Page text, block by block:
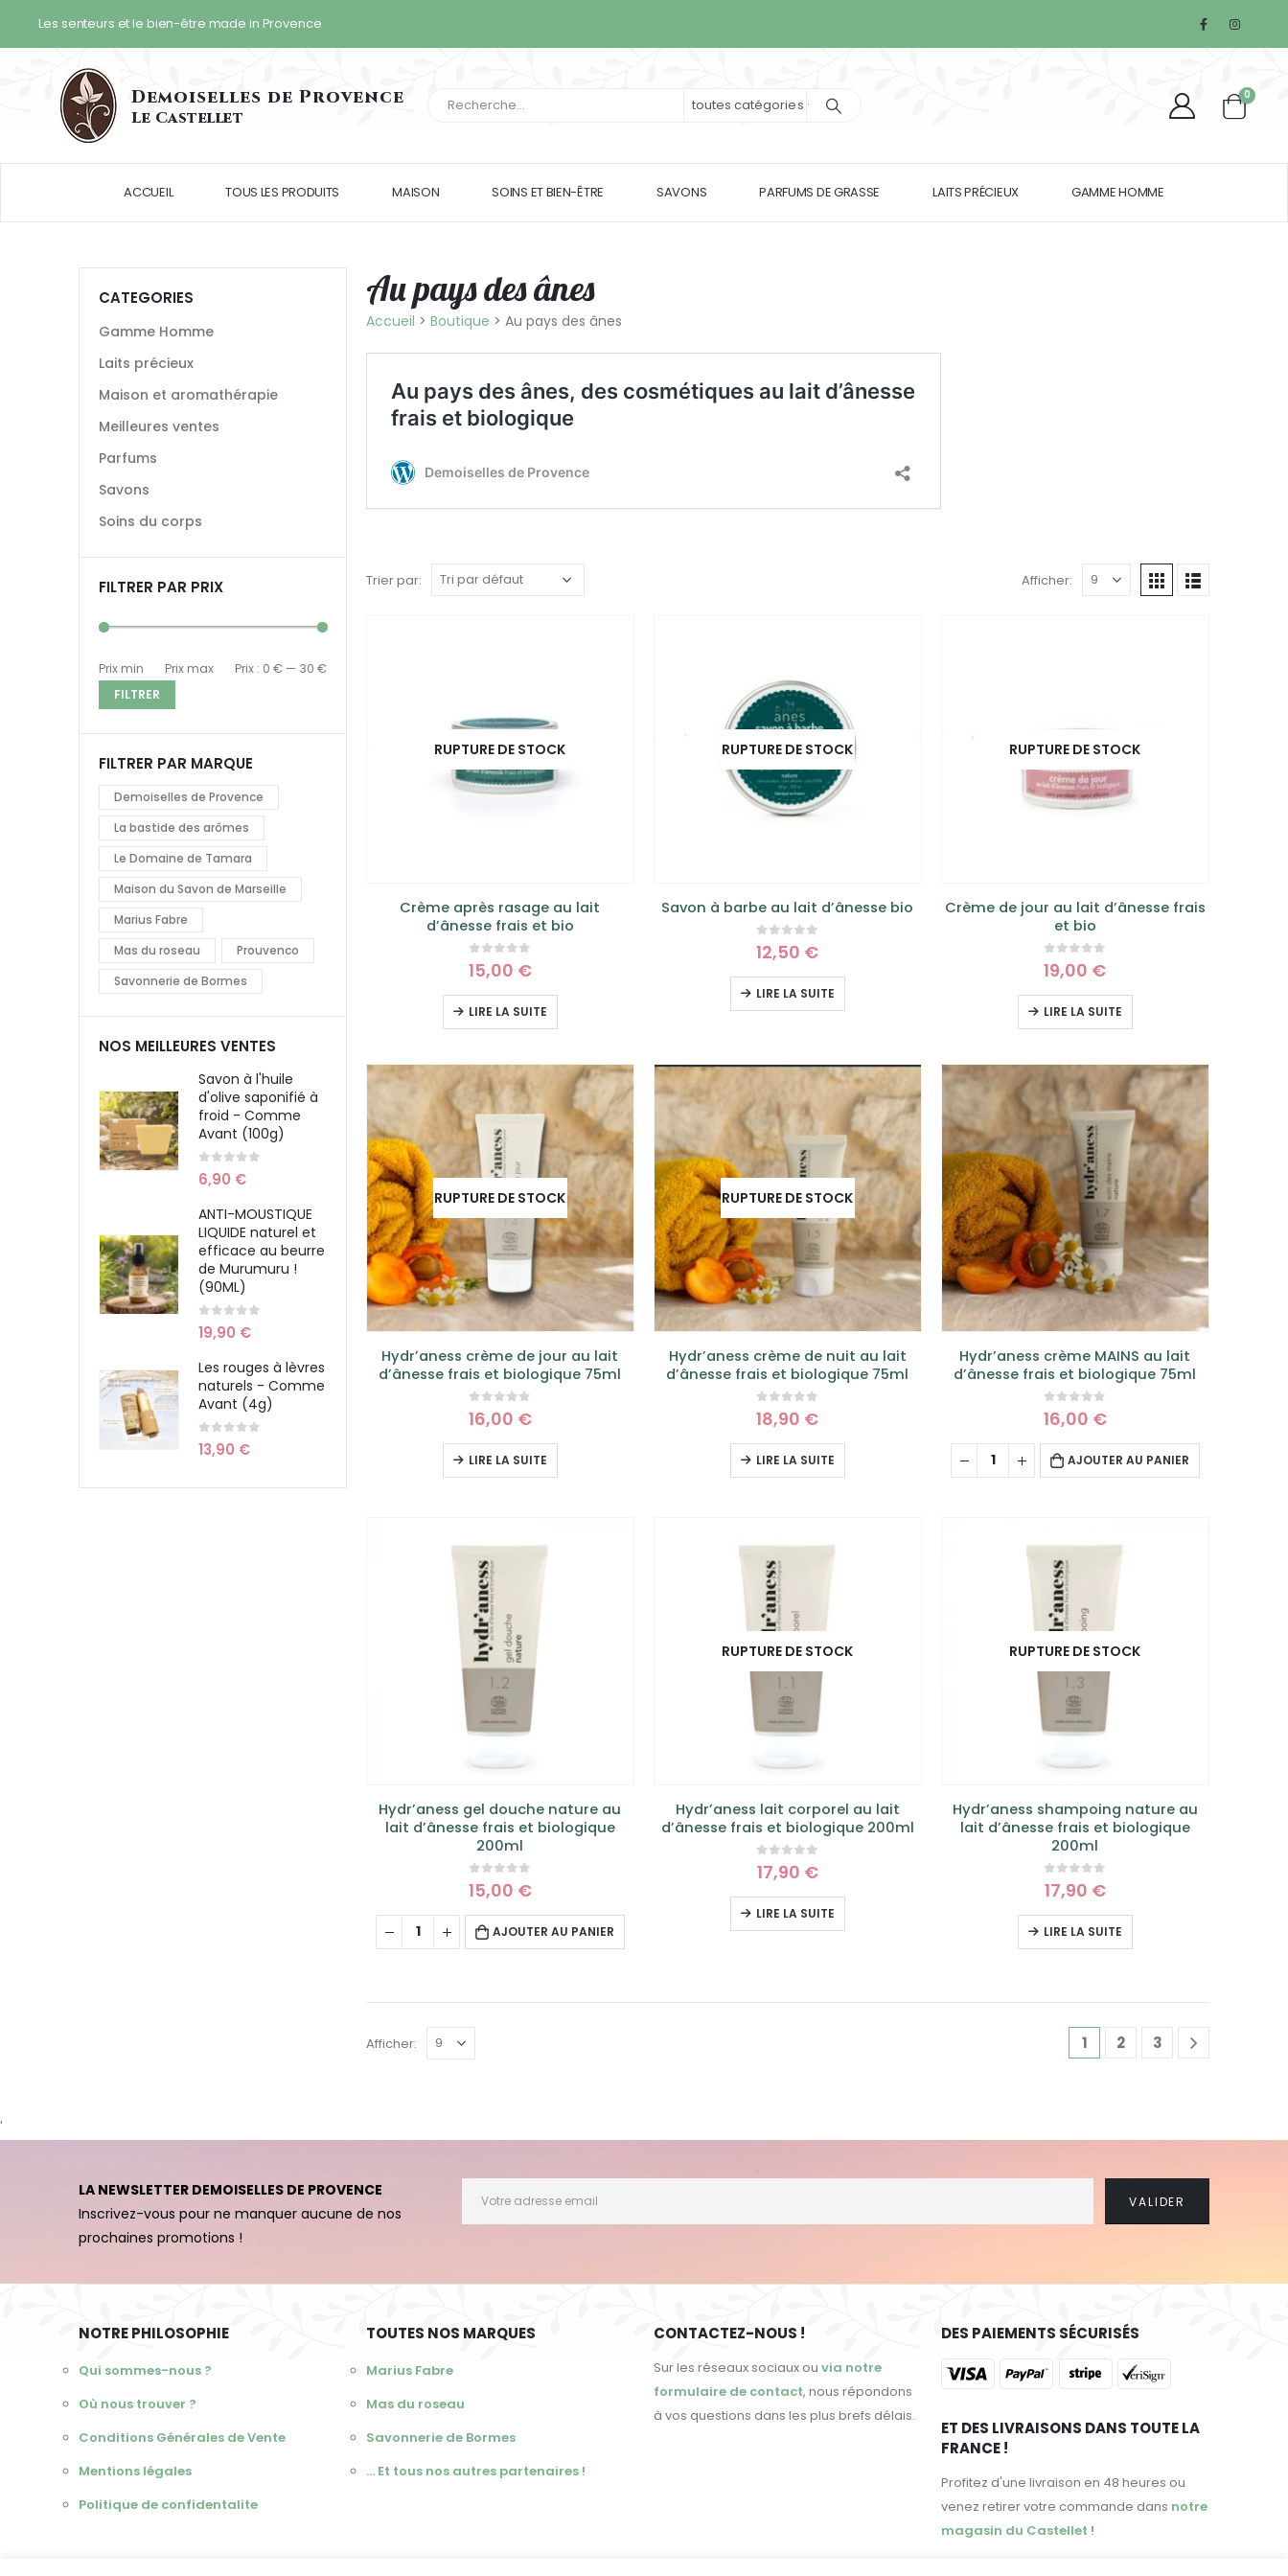
Les senteurs et le bien-être made in Provence
Demoiselles de Provence
Le Castellet
toutes catégories
0
ACCUEIL TOUS LES PRODUITS MAISON SOINS ET BIEN-ÊTRE SAVONS PARFUMS DE GRASSE LAITS PRÉCIEUX GAMME HOMME
Au pays des ânes
Accueil > Boutique > Au pays des ânes
Trier par: Afficher:
RUPTURE DE STOCK
Crème après rasage au lait
d’ânesse frais et bio
0sur 5
15,00 €
LIRE LA SUITE
RUPTURE DE STOCK
Savon à barbe au lait d’ânesse bio
0sur 5
12,50 €
LIRE LA SUITE
RUPTURE DE STOCK
Crème de jour au lait d’ânesse frais
et bio
0sur 5
19,00 €
LIRE LA SUITE
RUPTURE DE STOCK
Hydr’aness crème de jour au lait
d’ânesse frais et biologique 75ml
0sur 5
16,00 €
LIRE LA SUITE
RUPTURE DE STOCK
Hydr’aness crème de nuit au lait
d’ânesse frais et biologique 75ml
0sur 5
18,90 €
LIRE LA SUITE
Hydr’aness crème MAINS au lait
d’ânesse frais et biologique 75ml
0sur 5
16,00 €
AJOUTER AU PANIER
Hydr’aness gel douche nature au
lait d’ânesse frais et biologique
200ml
0sur 5
15,00 €
AJOUTER AU PANIER
RUPTURE DE STOCK
Hydr’aness lait corporel au lait
d’ânesse frais et biologique 200ml
0sur 5
17,90 €
LIRE LA SUITE
RUPTURE DE STOCK
Hydr’aness shampoing nature au
lait d’ânesse frais et biologique
200ml
0sur 5
17,90 €
LIRE LA SUITE
Afficher: 1 2 3
CATEGORIES
Gamme Homme
Laits précieux
Maison et aromathérapie
Meilleures ventes
Parfums
Savons
Soins du corps
FILTRER PAR PRIX
Prix min
Prix max
FILTRER
Prix : 0 € — 30 €
FILTRER PAR MARQUE
Demoiselles de Provence
La bastide des arômes
Le Domaine de Tamara
Maison du Savon de Marseille
Marius Fabre
Mas du roseau
Prouvenco
Savonnerie de Bormes
NOS MEILLEURES VENTES
Savon à l'huile
d'olive saponifié à
froid - Comme
Avant (100g)
0 sur 5
6,90 €
ANTI-MOUSTIQUE
LIQUIDE naturel et
efficace au beurre
de Murumuru !
(90ML)
0sur 5
19,90 €
Les rouges à lèvres
naturels - Comme
Avant (4g)
0sur 5
13,90 €
'
LA NEWSLETTER DEMOISELLES DE PROVENCE
Inscrivez-vous pour ne manquer aucune de nos
prochaines promotions !
NOTRE PHILOSOPHIE
Qui sommes-nous ?
Où nous trouver ?
Conditions Générales de Vente
Mentions légales
Politique de confidentalite
TOUTES NOS MARQUES
Marius Fabre
Mas du roseau
Savonnerie de Bormes
... Et tous nos autres partenaires !
CONTACTEZ-NOUS !
Sur les réseaux sociaux ou via notre
formulaire de contact, nous répondons
à vos questions dans les plus brefs délais.
DES PAIEMENTS SÉCURISÉS
ET DES LIVRAISONS DANS TOUTE LA
FRANCE !
Profitez d'une livraison en 48 heures ou
venez retirer votre commande dans notre
magasin du Castellet !